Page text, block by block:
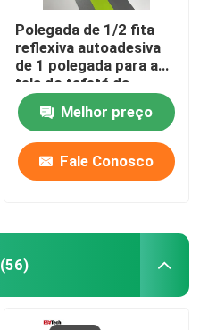
Polegada de 1/2 fita
reflexiva autoadesiva
de 1 polegada para a
tela do tafetá da
barraca de
acampamento da
tampa do carro da
roupa
Melhor preço
Fale Conosco
(56)